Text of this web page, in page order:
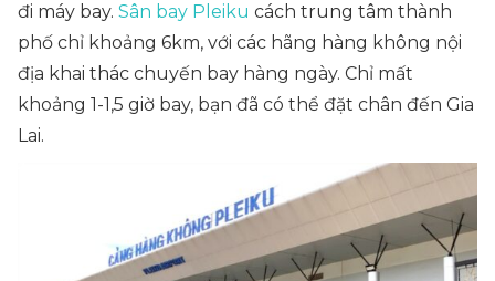
đi máy bay. Sân bay Pleiku cách trung tâm thành
phố chỉ khoảng 6km, với các hãng hàng không nội
địa khai thác chuyến bay hàng ngày. Chỉ mất
khoảng 1-1,5 giờ bay, bạn đã có thể đặt chân đến Gia
Lai.